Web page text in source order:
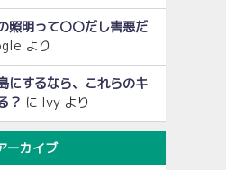
照明って〇〇だし害悪だ
より
にするなら、これらのキ
？ に Ivyより
ーカイブ